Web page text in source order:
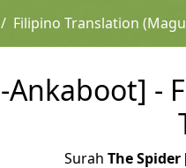
Filipino Translation
Ankaboot] -
Surah The